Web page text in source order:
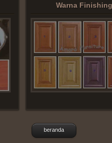
Warna Finishing
beranda